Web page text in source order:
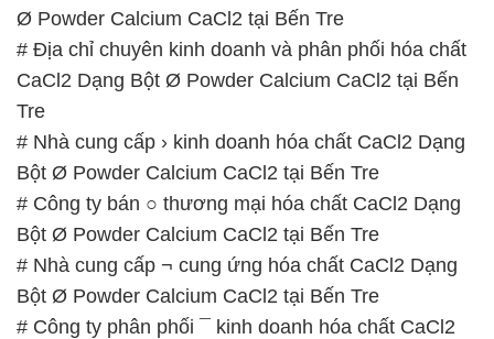
Ø Powder Calcium CaCl2 tại Bến Tre
# Địa chỉ chuyên kinh doanh và phân phối hóa chất
CaCl2 Dạng Bột Ø Powder Calcium CaCl2 tại Bến
Tre
# Nhà cung cấp › kinh doanh hóa chất CaCl2 Dạng
Bột Ø Powder Calcium CaCl2 tại Bến Tre
# Công ty bán ○ thương mại hóa chất CaCl2 Dạng
Bột Ø Powder Calcium CaCl2 tại Bến Tre
# Nhà cung cấp ¬ cung ứng hóa chất CaCl2 Dạng
Bột Ø Powder Calcium CaCl2 tại Bến Tre
# Công ty phân phối ¯ kinh doanh hóa chất CaCl2